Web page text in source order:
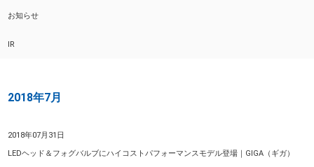
お知らせ
IR
2018年7月
2018年07月31日
LEDヘッド＆フォグバルブにハイコストパフォーマンスモデル登場｜GIGA（ギガ）